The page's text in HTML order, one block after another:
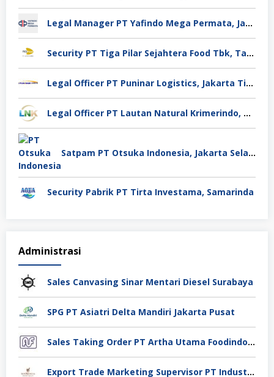
Legal Manager PT Yafindo Mega Permata, Jakarta Barat
Security PT Tiga Pilar Sejahtera Food Tbk, Tangerang
Legal Officer PT Puninar Logistics, Jakarta Timur
Legal Officer PT Lautan Natural Krimerindo, Mojokerto
Satpam PT Otsuka Indonesia, Jakarta Selatan
Security Pabrik PT Tirta Investama, Samarinda
Administrasi
Sales Canvasing Sinar Mentari Diesel Surabaya
SPG PT Asiatri Delta Mandiri Jakarta Pusat
Sales Taking Order PT Artha Utama Foodindo Tangerang
Export Trade Marketing Supervisor PT Industri Jamu Dan Farmasi Sido Muncul Tbk, Jakarta